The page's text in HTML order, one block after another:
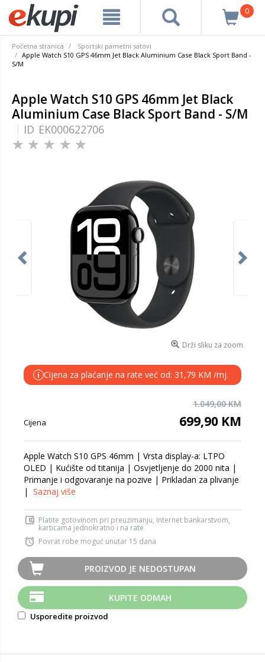
0
Početna stranica
Sportski pametni satovi
Apple Watch S10 GPS 46mm Jet Black Aluminium Case Black Sport Band -
S/M
Apple Watch S10 GPS 46mm Jet Black
Aluminium Case Black Sport Band - S/M
ID EK000622706
Drži sliku za zoom
i Cijena za plaćanje na rate već od: 31,79 KM /mj.
1.049,00 KM
Cijena 699,90 KM
Apple Watch S10 GPS 46mm | Vrsta display-a: LTPO
OLED | Kućište od titanija | Osvjetljenje do 2000 nita |
Primanje i odgovaranje na pozive | Prikladan za plivanje
| Saznaj više
Platite gotovinom pri preuzimanju, Internet bankarstvom,
karticama jednokratno i na rate
Povrat robe moguć unutar 15 dana
PROIZVOD JE NEDOSTUPAN
KUPITE ODMAH
Usporedite proizvod